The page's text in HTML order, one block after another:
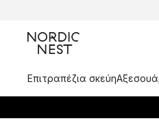
Επιτραπέζια σκεύη